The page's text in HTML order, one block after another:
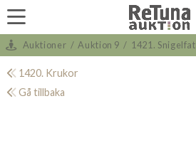
Auktioner / Auktion 9 / 1421. Snigelfat
1420. Krukor
Gå tillbaka